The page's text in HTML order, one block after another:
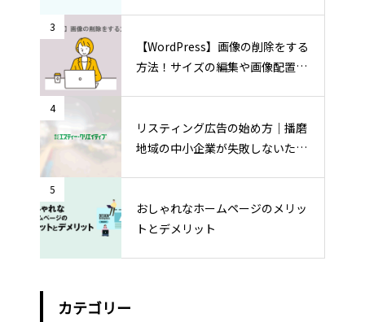
3
【WordPress】画像の削除をする
方法！サイズの編集や画像配置の
4
リスティング広告の始め方｜播磨
地域の中小企業が失敗しないため
5
おしゃれなホームページのメリッ
トとデメリット
カテゴリー